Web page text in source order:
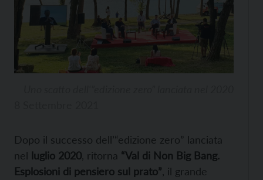
Dopo il successo dell’“edizione zero” lanciata
nel luglio 2020 , ritorna “Val di Non Big Bang.
Esplosioni di pensiero sul prato” , il grande